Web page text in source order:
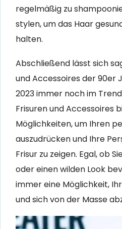
regelmäßig zu
stylen, um das Haar
halten.
Abschließend lässt sich
und Accessoires der 90er
2023 immer noch im
Frisuren und Accessoires
Möglichkeiten, um Ihren
auszudrücken und Ihre
Frisur zu zeigen. Egal, ob
oder einen wilden Look
immer eine Möglichkeit,
und sich von der Masse